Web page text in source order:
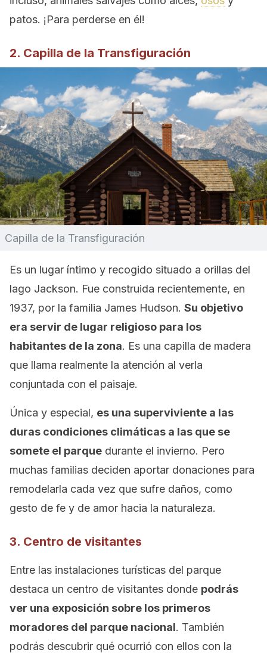
patos. ¡Para perderse en él!
2. Capilla de la Transfiguración
Capilla de la Transfiguración
Es un lugar íntimo y recogido situado a orillas del
lago Jackson. Fue construida recientemente, en
1937, por la familia James Hudson. Su objetivo
era servir de lugar religioso para los
habitantes de la zona. Es una capilla de madera
que llama realmente la atención al verla
conjuntada con el paisaje.
Única y especial, es una superviviente a las
duras condiciones climáticas a las que se
somete el parque durante el invierno. Pero
muchas familias deciden aportar donaciones para
remodelarla cada vez que sufre daños, como
gesto de fe y de amor hacia la naturaleza.
3. Centro de visitantes
Entre las instalaciones turísticas del parque
destaca un centro de visitantes donde podrás
ver una exposición sobre los primeros
moradores del parque nacional. También
podrás descubrir qué ocurrió con ellos con la